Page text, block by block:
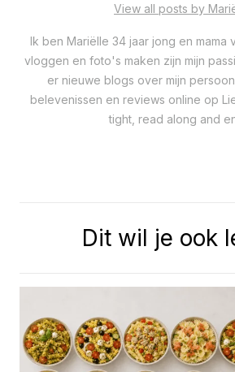
View all posts by
Ik ben Mariëlle 34 jaar jong en mama
vloggen en foto's maken zijn mijn
er nieuwe blogs over mijn
belevenissen en reviews online op
tight, read along and
Dit wil je ook